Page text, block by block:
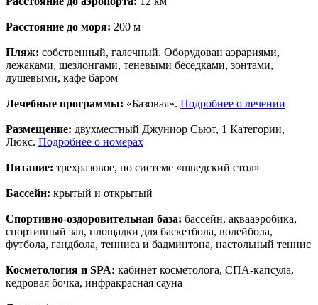
Расстояние до моря: 200 м
Пляж: собственный, галечный. Оборудован аэрариями,
лежаками, шезлонгами, теневыми беседками, зонтами,
душевыми, кафе баром
Лечебные программы: «Базовая». Подробнее о лечении
Размещение: двухместный Джуниор Сьют, 1 Категории,
Люкс. Подробнее о номерах
Питание: трехразовое, по системе «шведский стол»
Бассейн: крытый и открытый
Спортивно-оздоровительная база: бассейн, аквааэробика,
спортивный зал, площадки для баскетбола, волейбола,
футбола, гандбола, тенниса и бадминтона, настольный теннис
Косметология и SPA: кабинет косметолога, СПА-капсула,
кедровая бочка, инфракрасная сауна